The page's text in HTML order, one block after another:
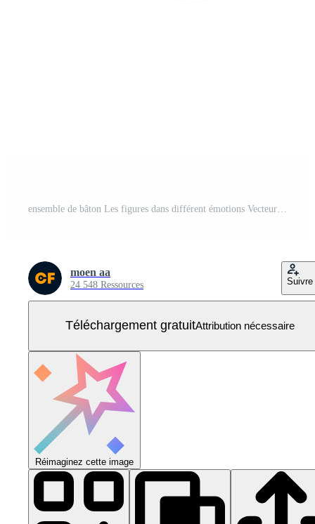
moen aa
24 548 Ressources Suivre
Téléchargement gratuitAttribution nécessaire
Réimaginez cette image